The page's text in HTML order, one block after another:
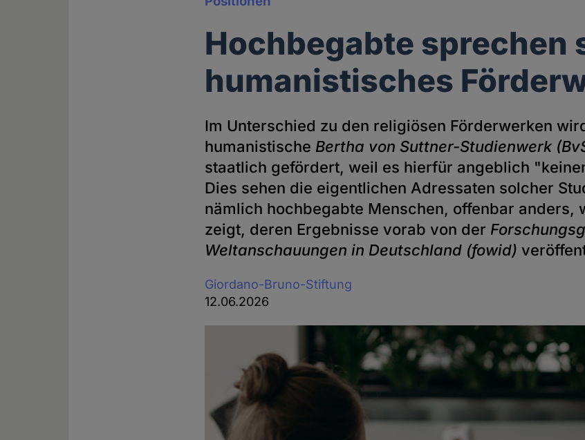
Hochbegabte sprechen
humanistisches
Im Unterschied zu den religiösen Förderwerken
humanistische Bertha von Suttner-Studienwerk
staatlich gefördert, weil es hierfür angeblich
Dies sehen die eigentlichen Adressaten solcher
nämlich hochbegabte Menschen, offenbar anders,
zeigt, deren Ergebnisse vorab von der
Weltanschauungen in Deutschland (fowid)
Giordano-Bruno-Stiftung
12.06.2026